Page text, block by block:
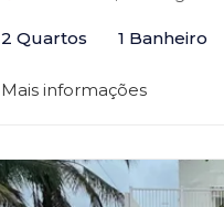
2 Quartos 1 Banheiro
Mais informações